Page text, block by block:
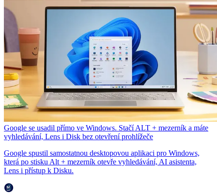
Google se usadil přímo ve Windows. Stačí ALT + mezerník a máte
vyhledávání, Lens i Disk bez otevření prohlížeče
Google spustil samostatnou desktopovou aplikaci pro Windows,
která po stisku Alt + mezerník otevře vyhledávání, AI asistenta,
Lens i přístup k Disku.